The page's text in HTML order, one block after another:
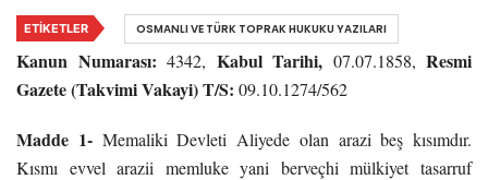
Kanun Numarası: 4342, Kabul Tarihi, 07.07.1858, Resmi
Gazete (Takvimi Vakayi) T/S: 09.10.1274/562
Madde 1- Memaliki Devleti Aliyede olan arazi beş kısımdır.
Kısmı evvel arazii memluke yani berveçhi mülkiyet tasarruf
ETIKETLER OSMANLI VE TÜRK TOPRAK HUKUKU YAZILARI